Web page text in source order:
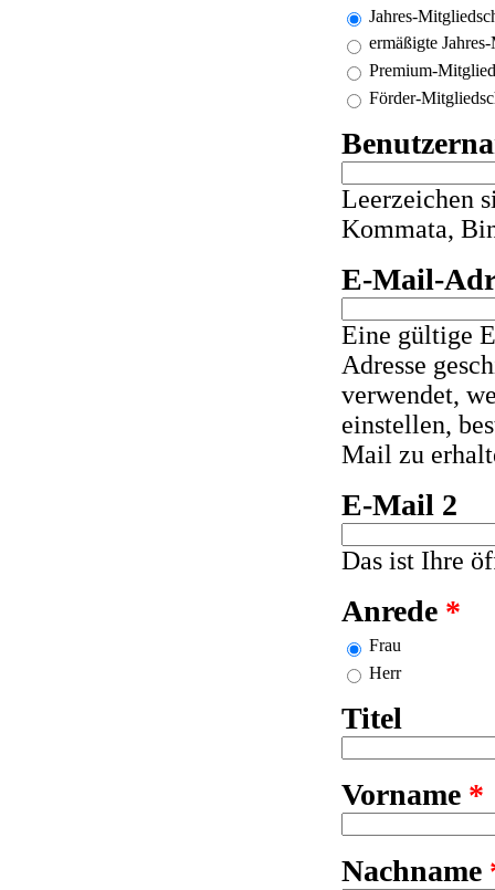
Jahres-
ermäßigte
Premium-
Förder-
Vertikale
Leerzeichen
Kommata,
E-Mail-
Eine gültige
Adresse
verwendet,
einstellen,
Mail zu
E-Mail 2
Das ist Ihre
Anrede *
Frau
Herr
Titel
Vorname *
Nachname